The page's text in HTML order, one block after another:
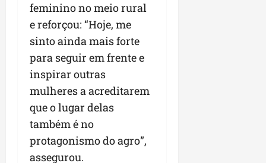
feminino no meio rural
e reforçou: “Hoje, me
sinto ainda mais forte
para seguir em frente e
inspirar outras
mulheres a acreditarem
que o lugar delas
também é no
protagonismo do agro”,
assegurou.